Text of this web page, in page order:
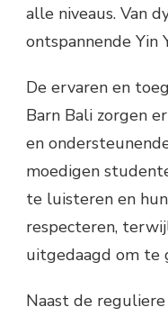
alle niveaus. Van
ontspannende Yin
De ervaren en
Barn Bali zorgen
en
moedigen
te luisteren en
respecteren,
uitgedaagd om te
Naast de